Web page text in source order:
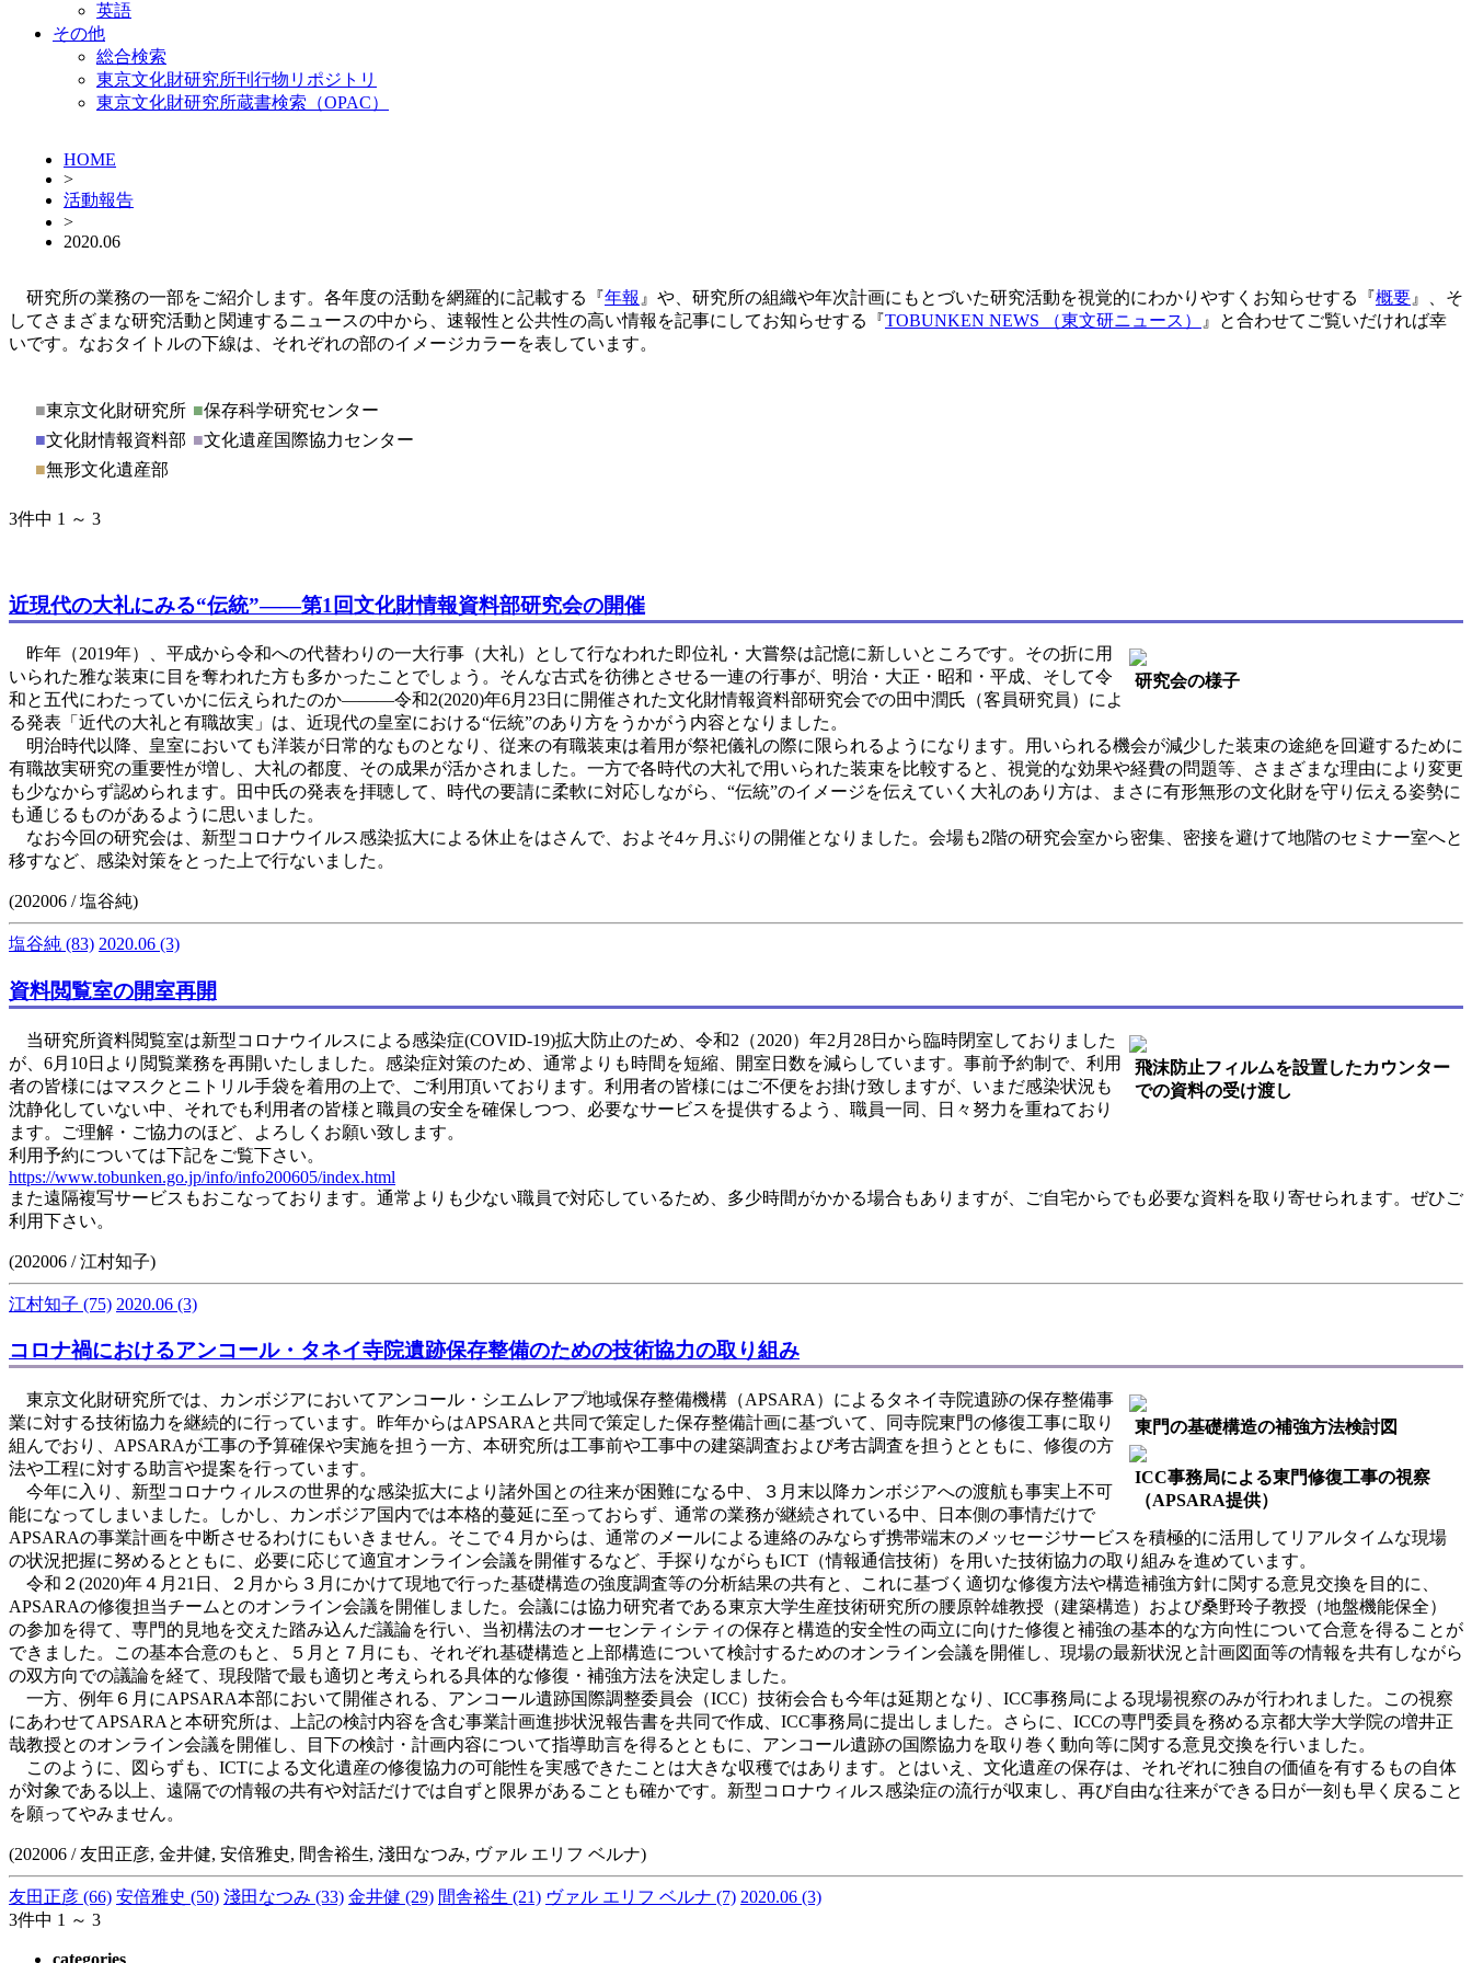
英語
その他
総合検索
東京文化財研究所刊行物リポジトリ
東京文化財研究所蔵書検索（OPAC）
HOME
>
活動報告
>
2020.06
研究所の業務の一部をご紹介します。各年度の活動を網羅的に記載する『年報 』や、研究所の組織や年次計画にもとづいた研究活動を視覚的にわかりやすくお知らせする『概要 』、そ
してさまざまな研究活動と関連するニュースの中から、速報性と公共性の高い情報を記事にしてお知らせする『TOBUNKEN NEWS （東文研ニュース）
』と合わせてご覧いだければ幸
いです。なおタイトルの下線は、それぞれの部のイメージカラーを表しています。
■東京文化財研究所 ■保存科学研究センター
■文化財情報資料部 ■文化遺産国際協力センター
■無形文化遺産部
3件中 1 ～ 3
近現代の大礼にみる“伝統”――第1回文化財情報資料部研究会の開催
研究会の様子
昨年（2019年）、平成から令和への代替わりの一大行事（大礼）として行なわれた即位礼・大嘗祭は記憶に新しいところです。その折に用
いられた雅な装束に目を奪われた方も多かったことでしょう。そんな古式を彷彿とさせる一連の行事が、明治・大正・昭和・平成、そして令
和と五代にわたっていかに伝えられたのか——―令和2(2020)年6月23日に開催された文化財情報資料部研究会での田中潤氏（客員研究員）によ
る発表「近代の大礼と有職故実」は、近現代の皇室における“伝統”のあり方をうかがう内容となりました。
明治時代以降、皇室においても洋装が日常的なものとなり、従来の有職装束は着用が祭祀儀礼の際に限られるようになります。用いられる機会が減少した装束の途絶を回避するために
有職故実研究の重要性が増し、大礼の都度、その成果が活かされました。一方で各時代の大礼で用いられた装束を比較すると、視覚的な効果や経費の問題等、さまざまな理由により変更
も少なからず認められます。田中氏の発表を拝聴して、時代の要請に柔軟に対応しながら、“伝統”のイメージを伝えていく大礼のあり方は、まさに有形無形の文化財を守り伝える姿勢に
も通じるものがあるように思いました。
なお今回の研究会は、新型コロナウイルス感染拡大による休止をはさんで、およそ4ヶ月ぶりの開催となりました。会場も2階の研究会室から密集、密接を避けて地階のセミナー室へと
移すなど、感染対策をとった上で行ないました。
(202006 / 塩谷純)
塩谷純 (83) 2020.06 (3)
資料閲覧室の開室再開
飛沫防止フィルムを設置したカウンター
での資料の受け渡し
当研究所資料閲覧室は新型コロナウイルスによる感染症(COVID-19)拡大防止のため、令和2（2020）年2月28日から臨時閉室しておりました
が、6月10日より閲覧業務を再開いたしました。感染症対策のため、通常よりも時間を短縮、開室日数を減らしています。事前予約制で、利用
者の皆様にはマスクとニトリル手袋を着用の上で、ご利用頂いております。利用者の皆様にはご不便をお掛け致しますが、いまだ感染状況も
沈静化していない中、それでも利用者の皆様と職員の安全を確保しつつ、必要なサービスを提供するよう、職員一同、日々努力を重ねており
ます。ご理解・ご協力のほど、よろしくお願い致します。
利用予約については下記をご覧下さい。
https://www.tobunken.go.jp/info/info200605/index.html
また遠隔複写サービスもおこなっております。通常よりも少ない職員で対応しているため、多少時間がかかる場合もありますが、ご自宅からでも必要な資料を取り寄せられます。ぜひご
利用下さい。
(202006 / 江村知子)
江村知子 (75) 2020.06 (3)
コロナ禍におけるアンコール・タネイ寺院遺跡保存整備のための技術協力の取り組み
東門の基礎構造の補強方法検討図
ICC事務局による東門修復工事の視察
（APSARA提供）
東京文化財研究所では、カンボジアにおいてアンコール・シエムレアプ地域保存整備機構（APSARA）によるタネイ寺院遺跡の保存整備事
業に対する技術協力を継続的に行っています。昨年からはAPSARAと共同で策定した保存整備計画に基づいて、同寺院東門の修復工事に取り
組んでおり、APSARAが工事の予算確保や実施を担う一方、本研究所は工事前や工事中の建築調査および考古調査を担うとともに、修復の方
法や工程に対する助言や提案を行っています。
今年に入り、新型コロナウィルスの世界的な感染拡大により諸外国との往来が困難になる中、３月末以降カンボジアへの渡航も事実上不可
能になってしまいました。しかし、カンボジア国内では本格的蔓延に至っておらず、通常の業務が継続されている中、日本側の事情だけで
APSARAの事業計画を中断させるわけにもいきません。そこで４月からは、通常のメールによる連絡のみならず携帯端末のメッセージサービスを積極的に活用してリアルタイムな現場
の状況把握に努めるとともに、必要に応じて適宜オンライン会議を開催するなど、手探りながらもICT（情報通信技術）を用いた技術協力の取り組みを進めています。
令和２(2020)年４月21日、２月から３月にかけて現地で行った基礎構造の強度調査等の分析結果の共有と、これに基づく適切な修復方法や構造補強方針に関する意見交換を目的に、
APSARAの修復担当チームとのオンライン会議を開催しました。会議には協力研究者である東京大学生産技術研究所の腰原幹雄教授（建築構造）および桑野玲子教授（地盤機能保全）
の参加を得て、専門的見地を交えた踏み込んだ議論を行い、当初構法のオーセンティシティの保存と構造的安全性の両立に向けた修復と補強の基本的な方向性について合意を得ることが
できました。この基本合意のもと、５月と７月にも、それぞれ基礎構造と上部構造について検討するためのオンライン会議を開催し、現場の最新状況と計画図面等の情報を共有しながら
の双方向での議論を経て、現段階で最も適切と考えられる具体的な修復・補強方法を決定しました。
一方、例年６月にAPSARA本部において開催される、アンコール遺跡国際調整委員会（ICC）技術会合も今年は延期となり、ICC事務局による現場視察のみが行われました。この視察
にあわせてAPSARAと本研究所は、上記の検討内容を含む事業計画進捗状況報告書を共同で作成、ICC事務局に提出しました。さらに、ICCの専門委員を務める京都大学大学院の増井正
哉教授とのオンライン会議を開催し、目下の検討・計画内容について指導助言を得るとともに、アンコール遺跡の国際協力を取り巻く動向等に関する意見交換を行いました。
このように、図らずも、ICTによる文化遺産の修復協力の可能性を実感できたことは大きな収穫ではあります。とはいえ、文化遺産の保存は、それぞれに独自の価値を有するもの自体
が対象である以上、遠隔での情報の共有や対話だけでは自ずと限界があることも確かです。新型コロナウィルス感染症の流行が収束し、再び自由な往来ができる日が一刻も早く戻ること
を願ってやみません。
(202006 / 友田正彦, 金井健, 安倍雅史, 間舎裕生, 淺田なつみ, ヴァル エリフ ベルナ)
友田正彦 (66) 安倍雅史 (50) 淺田なつみ (33) 金井健 (29) 間舎裕生 (21) ヴァル エリフ ベルナ (7) 2020.06 (3)
3件中 1 ～ 3